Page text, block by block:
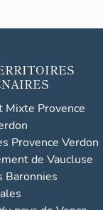
Mixte Provence
Provence Verdon
de Vaucluse
Baronnies